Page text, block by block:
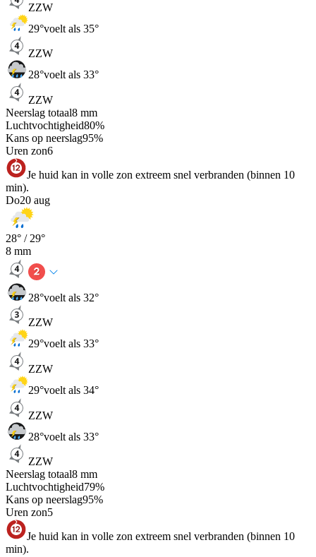
ZZW
29°voelt als 35°
ZZW
28°voelt als 33°
ZZW
Neerslag totaal8 mm
Luchtvochtigheid80%
Kans op neerslag95%
Uren zon6
Je huid kan in volle zon extreem snel verbranden (binnen 10
min).
Do20 aug
28° / 29°
8 mm
28°voelt als 32°
ZZW
29°voelt als 33°
ZZW
29°voelt als 34°
ZZW
28°voelt als 33°
ZZW
Neerslag totaal8 mm
Luchtvochtigheid79%
Kans op neerslag95%
Uren zon5
Je huid kan in volle zon extreem snel verbranden (binnen 10
min).